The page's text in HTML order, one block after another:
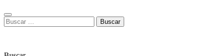
Buscar: